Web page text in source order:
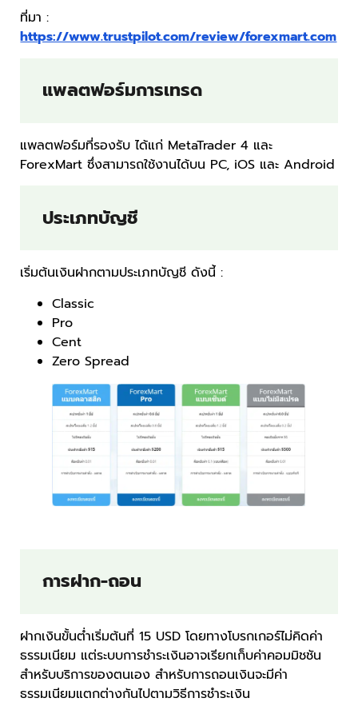
ที่มา :
https://www.trustpilot.com/review/forexmart.com
แพลตฟอร์มการเทรด
แพลตฟอร์มที่รองรับ ได้แก่ MetaTrader 4 และ
ForexMart ซึ่งสามารถใช้งานได้บน PC, iOS และ Android
ประเภทบัญชี
เริ่มต้นเงินฝากตามประเภทบัญชี ดังนี้ :
Classic
Pro
Cent
Zero Spread
การฝาก-ถอน
ฝากเงินขั้นต่ำเริ่มต้นที่ 15 USD โดยทางโบรกเกอร์ไม่คิดค่า
ธรรมเนียม แต่ระบบการชำระเงินอาจเรียกเก็บค่าคอมมิชชัน
สำหรับบริการของตนเอง สำหรับการถอนเงินจะมีค่า
ธรรมเนียมแตกต่างกันไปตามวิธีการชำระเงิน